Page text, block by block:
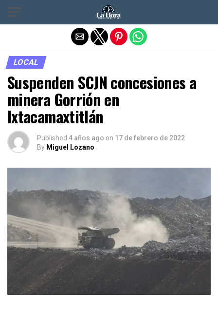
LOCAL
Suspenden SCJN concesiones a
minera Gorrión en
Ixtacamaxtitlán
Published 4 años ago on 17 de febrero de 2022
By Miguel Lozano
Salir de la versión móvil